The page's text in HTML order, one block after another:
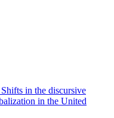
in the discursive
in the United